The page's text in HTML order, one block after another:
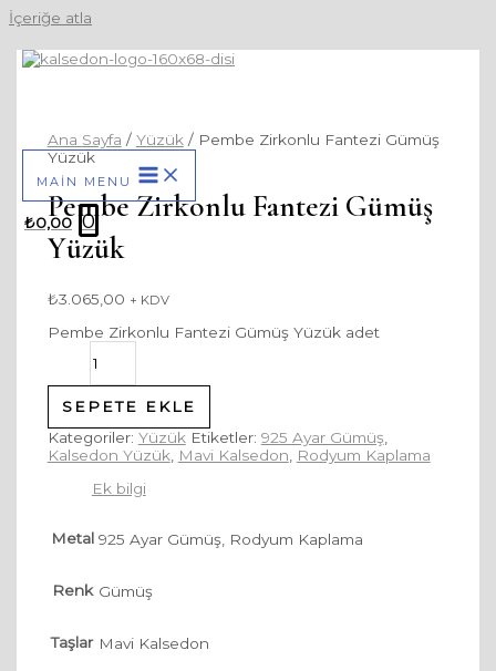
İçeriğe atla
MAIN MENU
₺0,00 0
Ana Sayfa / Yüzük / Pembe Zirkonlu Fantezi Gümüş
Yüzük
Pembe Zirkonlu Fantezi Gümüş
Yüzük
₺3.065,00 + KDV
Pembe Zirkonlu Fantezi Gümüş Yüzük adet
SEPETE EKLE
Kategoriler: Yüzük Etiketler: 925 Ayar Gümüş
Kalsedon Yüzük
Mavi Kalsedon
Rodyum Kaplama
Ek bilgi
Metal 925 Ayar Gümüş, Rodyum Kaplama
Renk Gümüş
Taşlar Mavi Kalsedon